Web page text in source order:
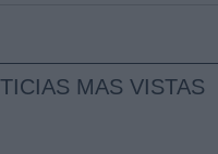
MAS VISTAS